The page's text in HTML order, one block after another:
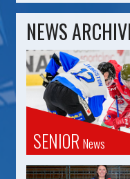
NEWS
SENIOR News